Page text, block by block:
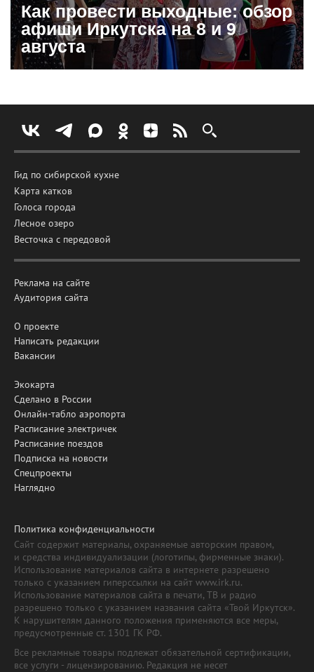
Как провести выходные: обзор
афиши Иркутска на 8 и 9
августа
Гид по сибирской кухне
Карта катков
Голоса города
Лесное озеро
Весточка с передовой
Реклама на сайте
Аудитория сайта
О проекте
Написать редакции
Вакансии
Экокарта
Сделано в России
Онлайн-табло аэропорта
Расписание электричек
Расписание поездов
Подписка на новости
Спецпроекты
Наглядно
Политика конфиденциальности
Сайт содержит материалы, охраняемые авторским правом,
и средства индивидуализации (логотипы, фирменные знаки).
Использование материалов сайта в интернете разрешено
только с указанием гиперссылки на сайт www.irk.ru.
Использование материалов сайта в печати, ТВ и радио
разрешено только с указанием названия сайта «Твой Иркутск».
К нарушителям данного положения применяются все меры,
предусмотренные ст. 1301 ГК РФ.
Все рекламные товары подлежат обязательной сертификации,
все услуги - лицензированию. Редакция не несет